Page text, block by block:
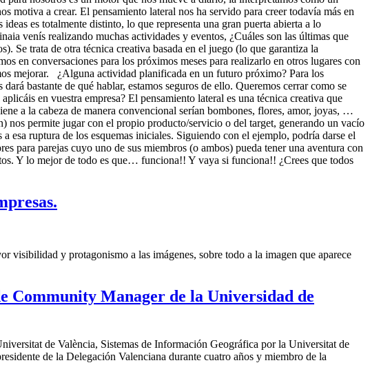
motiva a crear. El pensamiento lateral nos ha servido para creer todavía más en
es totalmente distinto, lo que representa una gran puerta abierta a lo
venís realizando muchas actividades y eventos, ¿Cuáles son las últimas que
Se trata de otra técnica creativa basada en el juego (lo que garantiza la
en conversaciones para los próximos meses para realizarlo en otros lugares con
mejorar. ¿Alguna actividad planificada en un futuro próximo? Para los
bastante de qué hablar, estamos seguros de ello. Queremos cerrar como se
en vuestra empresa? El pensamiento lateral es una técnica creativa que
a la cabeza de manera convencional serían bombones, flores, amor, joyas, …
nos permite jugar con el propio producto/servicio o del target, generando un vacío
esa ruptura de los esquemas iniciales. Siguiendo con el ejemplo, podría darse el
para parejas cuyo uno de sus miembros (o ambos) pueda tener una aventura con
Y lo mejor de todo es que… funciona!! Y vaya si funciona!! ¿Crees que todos
visibilidad y protagonismo a las imágenes, sobre todo a la imagen que aparece
Community Manager de la Universidad de
de València, Sistemas de Información Geográfica por la Universitat de
de la Delegación Valenciana durante cuatro años y miembro de la